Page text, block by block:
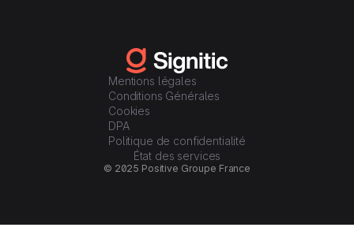
Mentions légales
Conditions Générales
Cookies
DPA
Politique de confidentialité
État des services
© 2025 Positive Groupe France